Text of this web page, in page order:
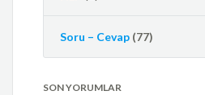
Soru – Cevap (77)
SON YORUMLAR